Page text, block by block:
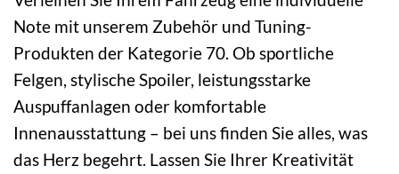
Note mit unserem Zubehör und Tuning-
Produkten der Kategorie 70. Ob sportliche
Felgen, stylische Spoiler, leistungsstarke
Auspuffanlagen oder komfortable
Innenausstattung – bei uns finden Sie alles, was
das Herz begehrt. Lassen Sie Ihrer Kreativität